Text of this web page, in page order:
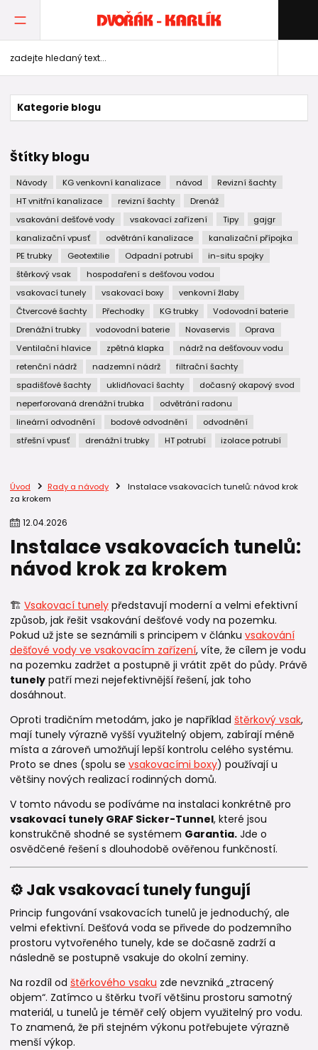
Kategorie blogu
Štítky blogu
Návody KG venkovní kanalizace návod
Revizní šachty
HT vnitřní kanalizace
revizní šachty
Drenáž
vsakování dešťové vody
vsakovací zařízení Tipy
gajgr
kanalizační vpusť
odvětrání kanalizace
kanalizační přípojka
PE trubky
Geotextilie Odpadní potrubí
in-situ spojky
štěrkový vsak
hospodaření s dešťovou vodou
vsakovací tunely
vsakovací boxy
venkovní žlaby
Čtvercové šachty
Přechodky KG trubky
Vodovodní baterie
Drenážní trubky
vodovodní baterie Novaservis
Oprava
Ventilační hlavice
zpětná klapka
nádrž na dešťovouv vodu
retenční nádrž
nadzemní nádrž
filtrační šachty
spadišťové šachty
uklidňovací šachty
dočasný okapový svod
neperforovaná drenážní trubka
odvětrání radonu
lineární odvodnění
bodové odvodnění
odvodnění
střešní vpusť
drenážní trubky HT potrubí izolace potrubí
Úvod Rady a návody
Instalace vsakovacích tunelů: návod krok
za krokem
12.04.2026
Instalace vsakovacích tunelů:
návod krok za krokem
🏗️ Vsakovací tunely představují moderní a velmi efektivní
způsob, jak řešit vsakování dešťové vody na pozemku.
Pokud už jste se seznámili s principem v článku vsakování
dešťové vody ve vsakovacím zařízení, víte, že cílem je vodu
na pozemku zadržet a postupně ji vrátit zpět do půdy. Právě
tunely patří mezi nejefektivnější řešení, jak toho
dosáhnout.
Oproti tradičním metodám, jako je například štěrkový vsak,
mají tunely výrazně vyšší využitelný objem, zabírají méně
místa a zároveň umožňují lepší kontrolu celého systému.
Proto se dnes (spolu se vsakovacími boxy) používají u
většiny nových realizací rodinných domů.
V tomto návodu se podíváme na instalaci konkrétně pro
vsakovací tunely GRAF Sicker-Tunnel, které jsou
konstrukčně shodné se systémem Garantia. Jde o
osvědčené řešení s dlouhodobě ověřenou funkčností.
⚙️ Jak vsakovací tunely fungují
Princip fungování vsakovacích tunelů je jednoduchý, ale
velmi efektivní. Dešťová voda se přivede do podzemního
prostoru vytvořeného tunely, kde se dočasně zadrží a
následně se postupně vsakuje do okolní zeminy.
Na rozdíl od štěrkového vsaku zde nevzniká „ztracený
objem“. Zatímco u štěrku tvoří většinu prostoru samotný
materiál, u tunelů je téměř celý objem využitelný pro vodu.
To znamená, že při stejném výkonu potřebujete výrazně
menší výkop.